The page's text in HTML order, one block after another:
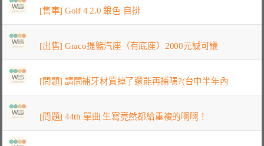
[售車] Golf 4 2.0 銀色 自排
[出售] Graco提籃汽座（有底座）2000元誠可議
[問題] 請問補牙材質掉了還能再補嗎?(台中半年內
[問題] 44th 單曲 生寫竟然都給重複的啊啊！